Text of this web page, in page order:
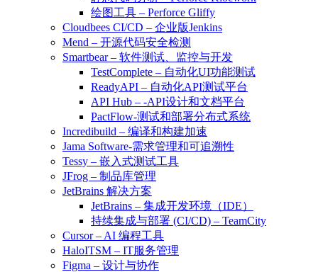
绘图工具 – Perforce Gliffy
Cloudbees CI/CD – 企业版Jenkins
Mend – 开源代码安全检测
Smartbear – 软件测试、监控与开发
TestComplete – 自动化UI功能测试
ReadyAPI – 自动化API测试平台
API Hub – -API设计和文档平台
PactFlow-测试和部署分布式系统
Incredibuild – 编译和构建加速
Jama Software-需求管理和可追溯性
Tessy – 嵌入式测试工具
JFrog – 制品库管理
JetBrains 解决方案
JetBrains – 集成开发环境（IDE）
持续集成与部署 (CI/CD) – TeamCity
Cursor – AI 编程工具
HaloITSM – IT服务管理
Figma – 设计与协作